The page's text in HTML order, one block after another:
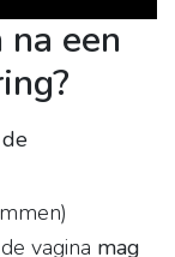
een
)
vagina mag